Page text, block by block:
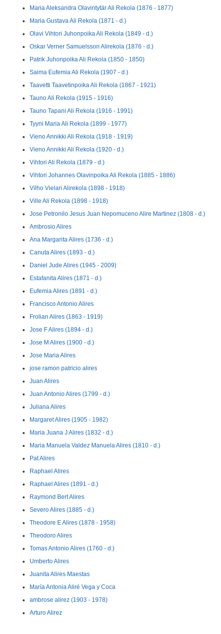
Maria Aleksandra Olavintytär Ali Rekola (1876 - 1877)
Maria Gustava Ali Rekola (1871 - d.)
Olavi Vihtori Juhonpoika Ali Rekola (1849 - d.)
Oskar Verner Samuelsson Alirekola (1876 - d.)
Patrik Juhonpoika Ali Rekola (1850 - 1850)
Saima Eufemia Ali Rekola (1907 - d.)
Taavetti Taavetinpoika Ali Rekola (1867 - 1921)
Tauno Ali Rekola (1915 - 1916)
Tauno Tapani Ali Rekola (1916 - 1991)
Tyyni Maria Ali Rekola (1899 - 1977)
Vieno Annikki Ali Rekola (1918 - 1919)
Vieno Annikki Ali Rekola (1920 - d.)
Vihtori Ali Rekola (1879 - d.)
Vihtori Johannes Olavinpoika Ali Rekola (1885 - 1886)
Vilho Vielari Alirekola (1898 - 1918)
Ville Ali Rekola (1898 - 1918)
Jose Petronilo Jesus Juan Nepomuceno Alire Martinez (1808 - d.)
Ambrosio Alires
Ana Margarita Alires (1736 - d.)
Canuta Alires (1893 - d.)
Daniel Jude Alires (1945 - 2009)
Estafanita Alires (1871 - d.)
Eufemia Alires (1891 - d.)
Francisco Antonio Alires
Frolian Alires (1863 - 1919)
Jose F Alires (1894 - d.)
Jose M Alires (1900 - d.)
Jose Maria Alires
jose ramon patricio alires
Juan Alires
Juan Antonio Alires (1799 - d.)
Juliana Alires
Margaret Alires (1905 - 1982)
Maria Juana J Alires (1832 - d.)
Maria Manuela Valdez Manuela Alires (1810 - d.)
Pat Alires
Raphael Alires
Raphael Alires (1891 - d.)
Raymond Bert Alires
Severo Alires (1885 - d.)
Theodore E Alires (1878 - 1958)
Theodoro Alires
Tomas Antonio Alires (1760 - d.)
Umberto Alires
Juanita Alires Maestas
María Antonia Aliré Vega y Coca
ambrose alirez (1903 - 1978)
Arturo Alirez